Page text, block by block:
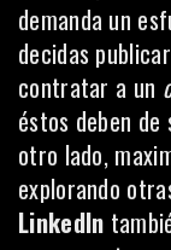
demanda un
decidas
contratar a un
éstos deben de
otro lado,
explorando
LinkedIn